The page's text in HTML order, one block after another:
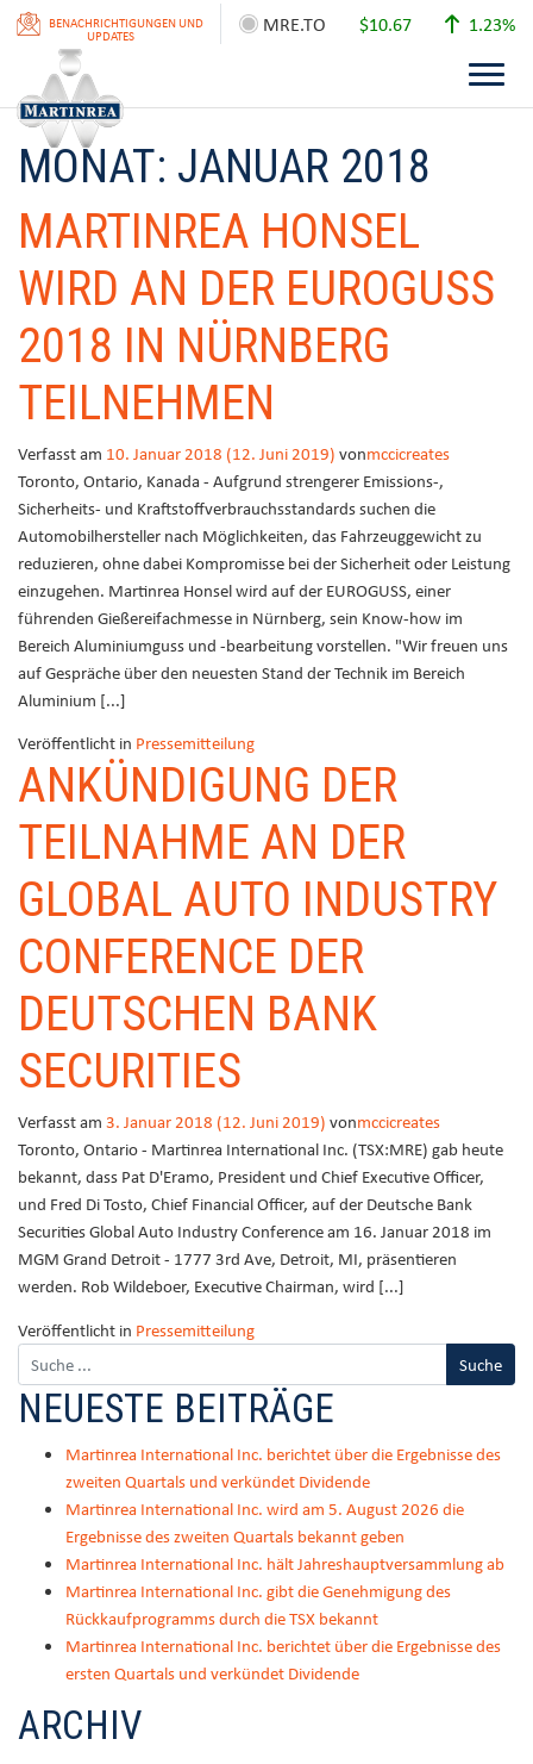
MRE.TO $10.67 1.23%
BENACHRICHTIGUNGEN UND
UPDATES
MONAT: JANUAR 2018
MARTINREA HONSEL
WIRD AN DER EUROGUSS
2018 IN NÜRNBERG
TEILNEHMEN
Verfasst am 10. Januar 2018 (12. Juni 2019)vonmccicreates
Toronto, Ontario, Kanada - Aufgrund strengerer Emissions-,
Sicherheits- und Kraftstoffverbrauchsstandards suchen die
Automobilhersteller nach Möglichkeiten, das Fahrzeuggewicht zu
reduzieren, ohne dabei Kompromisse bei der Sicherheit oder Leistung
einzugehen. Martinrea Honsel wird auf der EUROGUSS, einer
führenden Gießereifachmesse in Nürnberg, sein Know-how im
Bereich Aluminiumguss und -bearbeitung vorstellen. "Wir freuen uns
auf Gespräche über den neuesten Stand der Technik im Bereich
Aluminium [...]
Veröffentlicht in Pressemitteilung
ANKÜNDIGUNG DER
TEILNAHME AN DER
GLOBAL AUTO INDUSTRY
CONFERENCE DER
DEUTSCHEN BANK
SECURITIES
Verfasst am3. Januar 2018 (12. Juni 2019)vonmccicreates
Toronto, Ontario - Martinrea International Inc. (TSX:MRE) gab heute
bekannt, dass Pat D'Eramo, President und Chief Executive Officer,
und Fred Di Tosto, Chief Financial Officer, auf der Deutsche Bank
Securities Global Auto Industry Conference am 16. Januar 2018 im
MGM Grand Detroit - 1777 3rd Ave, Detroit, MI, präsentieren
werden. Rob Wildeboer, Executive Chairman, wird [...]
Veröffentlicht in Pressemitteilung
NEUESTE BEITRÄGE
Martinrea International Inc. berichtet über die Ergebnisse des
zweiten Quartals und verkündet Dividende
Martinrea International Inc. wird am 5. August 2026 die
Ergebnisse des zweiten Quartals bekannt geben
Martinrea International Inc. hält Jahreshauptversammlung ab
Martinrea International Inc. gibt die Genehmigung des
Rückkaufprogramms durch die TSX bekannt
Martinrea International Inc. berichtet über die Ergebnisse des
ersten Quartals und verkündet Dividende
ARCHIV